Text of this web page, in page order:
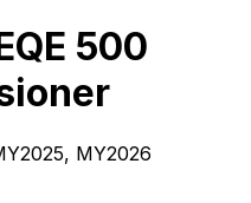
500
MY2026